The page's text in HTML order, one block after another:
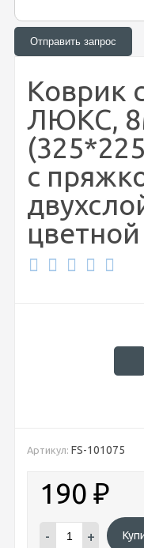
Коврик
ЛЮКС,
с
цветной
Артикул: FS-101075
190 ₽
- +